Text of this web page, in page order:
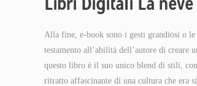
Alla fine, e-book sono i gesti grandiosi o le
testamento all’abilità dell’autore di creare
questo libro è il suo unico blend di stili,
ritratto affascinante di una cultura che era